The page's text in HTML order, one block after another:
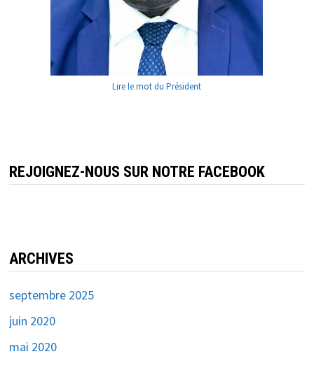
Lire le mot du Président
REJOIGNEZ-NOUS SUR NOTRE FACEBOOK
ARCHIVES
septembre 2025
juin 2020
mai 2020